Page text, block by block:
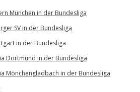
München in der Bundesliga
SV in der Bundesliga
in der Bundesliga
Dortmund in der Bundesliga
Mönchengladbach in der Bundesliga